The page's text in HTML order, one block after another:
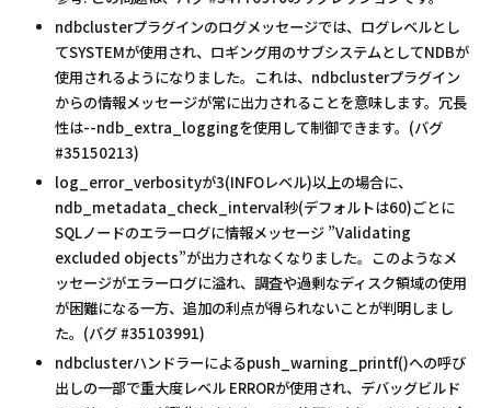
ndbclusterプラグインのログメッセージでは、ログレベルとし
てSYSTEMが使用され、ロギング用のサブシステムとしてNDBが
使用されるようになりました。これは、ndbclusterプラグイン
からの情報メッセージが常に出力されることを意味します。冗長
性は--ndb_extra_loggingを使用して制御できます。(バグ
#35150213)
log_error_verbosityが3(INFOレベル)以上の場合に、
ndb_metadata_check_interval秒(デフォルトは60)ごとに
SQLノードのエラーログに情報メッセージ ”Validating
excluded objects”が出力されなくなりました。このようなメ
ッセージがエラーログに溢れ、調査や過剰なディスク領域の使用
が困難になる一方、追加の利点が得られないことが判明しまし
た。(バグ #35103991)
ndbclusterハンドラーによるpush_warning_printf()への呼び
出しの一部で重大度レベル ERRORが使用され、デバッグビルド